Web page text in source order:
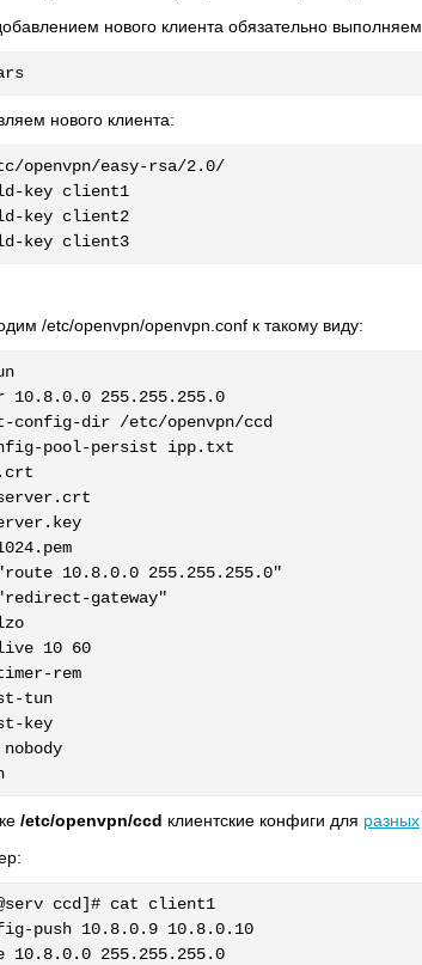
нового клиента обязательно выполняем
нового клиента:
openvpn/easy-rsa/2.0/
key client1
key client2
key client3
/etc/openvpn/openvpn.conf к такому виду:
10.8.0.0 255.255.255.0
config-dir /etc/openvpn/ccd
pool-persist ipp.txt
10.8.0.0 255.255.255.0"
gateway"
10 60
rem
tun
key
/etc/openvpn/ccd клиентские конфиги для разных
ccd]# cat client1
push 10.8.0.9 10.8.0.10
10.8.0.0 255.255.255.0